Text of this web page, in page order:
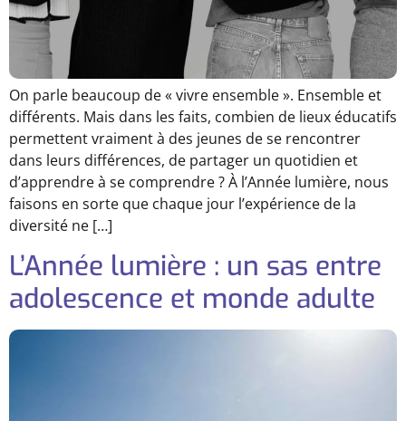
On parle beaucoup de « vivre ensemble ». Ensemble et
différents. Mais dans les faits, combien de lieux éducatifs
permettent vraiment à des jeunes de se rencontrer
dans leurs différences, de partager un quotidien et
d’apprendre à se comprendre ? À l’Année lumière, nous
faisons en sorte que chaque jour l’expérience de la
diversité ne […]
L’Année lumière : un sas entre
adolescence et monde adulte